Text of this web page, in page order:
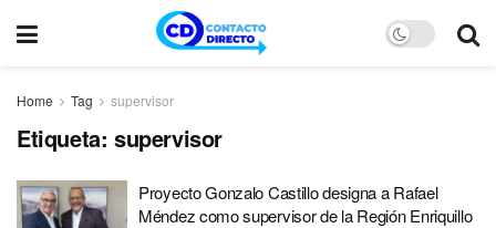
Home Tag supervisor
Etiqueta: supervisor
Proyecto Gonzalo Castillo designa a Rafael
Méndez como supervisor de la Región Enriquillo